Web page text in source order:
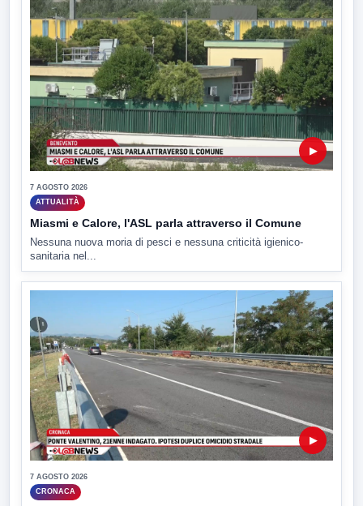
▶
7 AGOSTO 2026
ATTUALITÀ
Miasmi e Calore, l'ASL parla attraverso il Comune
Nessuna nuova moria di pesci e nessuna criticità igienico-
sanitaria nel...
▶
7 AGOSTO 2026
CRONACA